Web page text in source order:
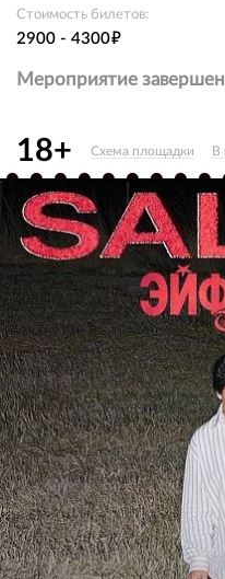
Стоимость билетов:
2900 - 4300е
Мероприятие
18+ Схема площадки В